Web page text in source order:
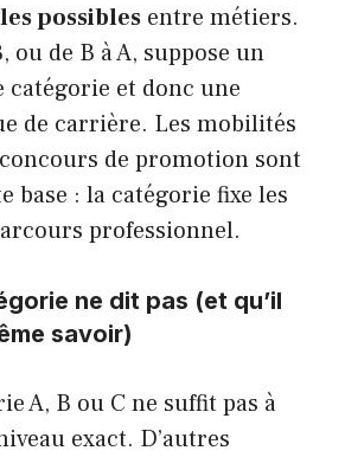
possibles entre métiers.
ou de B à A, suppose un
catégorie et donc une
de carrière. Les mobilités
de promotion sont
base : la catégorie fixe les
professionnel.
ne dit pas (et qu’il
savoir)
A, B ou C ne suffit pas à
exact. D’autres